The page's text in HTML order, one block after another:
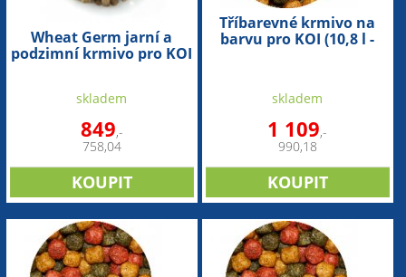
Wheat Germ jarní a
podzimní krmivo pro KOI
skladem
849,-
758,04
Tříbarevné krmivo na
barvu pro KOI (10,8 l -
skladem
1 109,-
990,18